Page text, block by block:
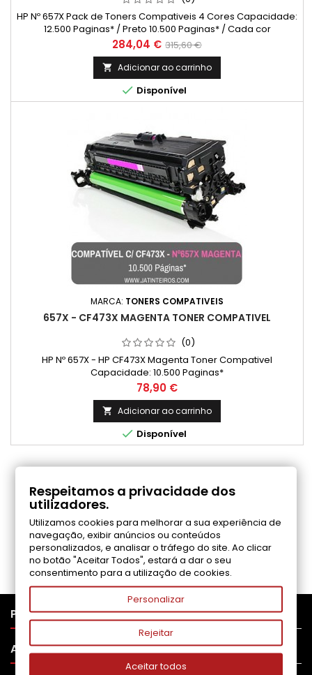
HP Nº 657X Pack de Toners Compativeis 4 Cores Capacidade:
12.500 Paginas* / Preto 10.500 Paginas* / Cada cor
Preço
284,04 € Preço
normal
315,60 €
 Adicionar ao carrinho
 Disponível
MARCA: TONERS COMPATIVEIS
657X - CF473X MAGENTA TONER COMPATIVEL
(0)
HP Nº 657X - HP CF473X Magenta Toner Compativel
Capacidade: 10.500 Paginas*
Preço
78,90 €
 Adicionar ao carrinho
 Disponível
COMENTÁRIOS (0)
Seja o primeiro a fazer uma avaliação
PRODUTOS 
APOIO AO CLIENTE 
Respeitamos a privacidade dos
utilizadores.
Utilizamos cookies para melhorar a sua experiência de
navegação, exibir anúncios ou conteúdos
personalizados, e analisar o tráfego do site. Ao clicar
no botão "Aceitar Todos", estará a dar o seu
consentimento para a utilização de cookies.
Personalizar
Rejeitar
Aceitar todos